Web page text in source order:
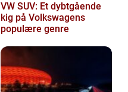
VW SUV: Et dybtgående
kig på Volkswagens
populære genre